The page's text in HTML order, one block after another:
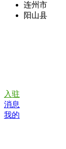
连州市
阳山县
入驻
消息
我的